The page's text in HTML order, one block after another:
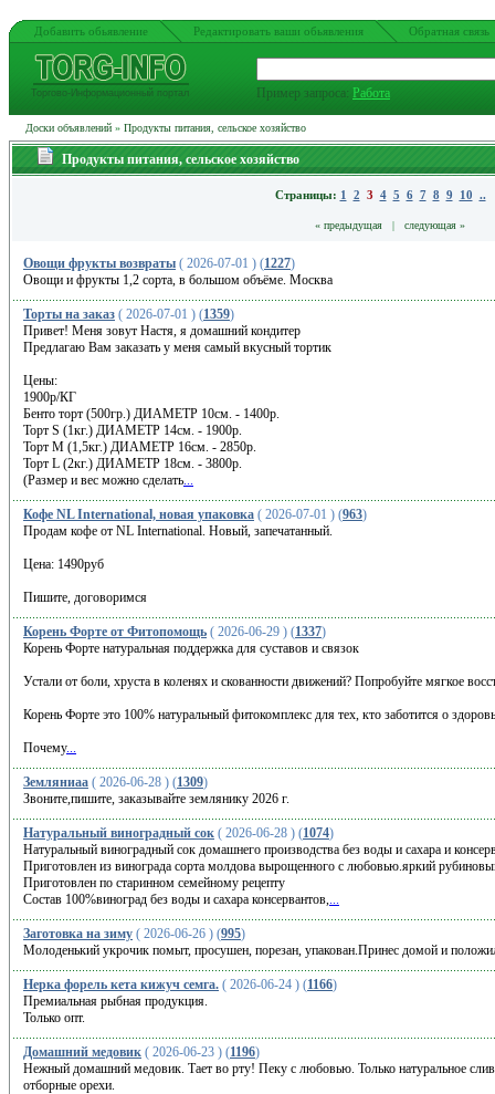
Добавить обьявление Редактировать ваши обьявления Обратная связь
Торгово-Информационный портал Пример запроса: Работа
Доски объявлений » Продукты питания, сельское хозяйство
Продукты питания, сельское хозяйство
Страницы: 1 2 3 4 5 6 7 8 9 10 ..
« предыдущая | следующая »
Овощи фрукты возвраты ( 2026-07-01 ) (1227)
Овощи и фрукты 1,2 сорта, в большом объёме. Москва
Торты на заказ ( 2026-07-01 ) (1359)
Привет! Меня зовут Настя, я домашний кондитер
Предлагаю Вам заказать у меня самый вкусный тортик
Цены:
1900р/КГ
Бенто торт (500гр.) ДИАМЕТР 10см. - 1400р.
Торт S (1кг.) ДИАМЕТР 14см. - 1900р.
Торт M (1,5кг.) ДИАМЕТР 16см. - 2850р.
Торт L (2кг.) ДИАМЕТР 18см. - 3800р.
(Размер и вес можно сделать...
Кофе NL International, новая упаковка ( 2026-07-01 ) (963)
Продам кофе от NL International. Новый, запечатанный.
Цена: 1490руб
Пишите, договоримся
Корень Форте от Фитопомощь ( 2026-06-29 ) (1337)
Корень Форте натуральная поддержка для суставов и связок
Устали от боли, хруста в коленях и скованности движений? Попробуйте мягкое
Корень Форте это 100% натуральный фитокомплекс для тех, кто заботится о
Почему...
Земляниаа ( 2026-06-28 ) (1309)
Звоните,пишите, заказывайте землянику 2026 г.
Натуральный виноградный сок ( 2026-06-28 ) (1074)
Натуральный виноградный сок домашнего производства без воды и сахара и
Приготовлен из винограда сорта молдова вырощенного с любовью.яркий
Приготовлен по старинном семейному рецепту
Состав 100%виноград без воды и сахара консервантов,...
Заготовка на зиму ( 2026-06-26 ) (995)
Молоденький укрочик помыт, просушен, порезан, упакован.Принес домой и
Нерка форель кета кижуч семга. ( 2026-06-24 ) (1166)
Премиальная рыбная продукция.
Только опт.
Домашний медовик ( 2026-06-23 ) (1196)
Нежный домашний медовик. Тает во рту! Пеку с любовью. Только натуральное
отборные орехи.